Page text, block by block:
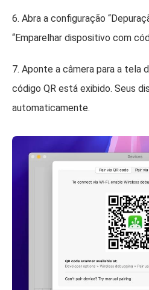
6. Abra a configuração
“Emparelhar dispositivo com
7. Aponte a câmera para a tela
código QR está exibido. Seus
automaticamente.